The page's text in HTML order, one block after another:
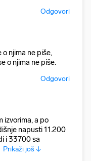
Odgovori
njima ne piše,
o njima ne piše.
Odgovori
izvorima, a po
napusti 11.200
i 33700 sa
Prikaži još ↓